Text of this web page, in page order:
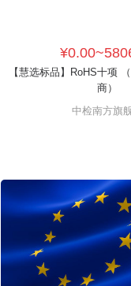
【慧选标品】RoHS十项
商）
中检南方旗